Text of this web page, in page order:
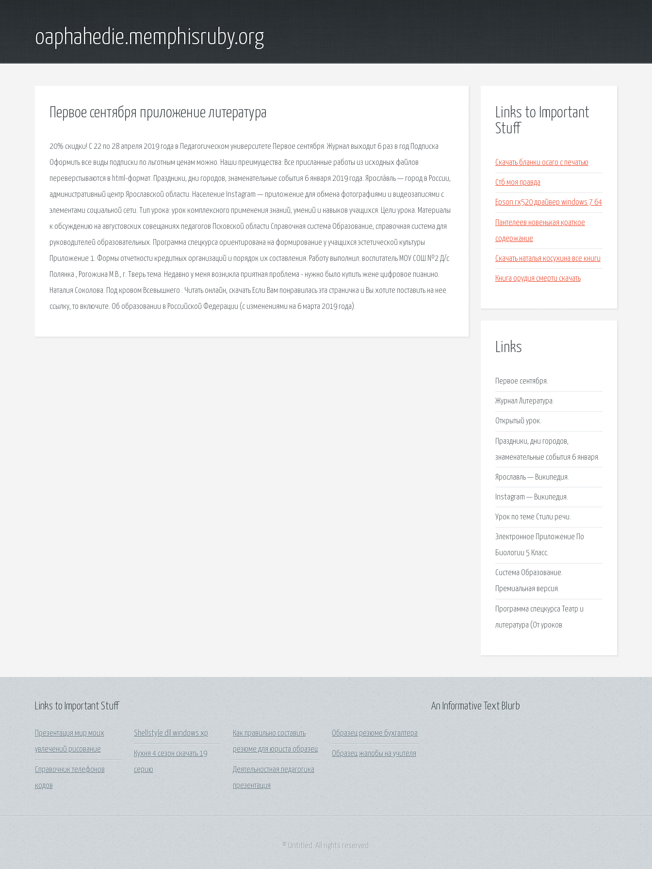
oaphahedie.memphisruby.org
Первое сентября приложение литература
20% скидки! С 22 по 28 апреля 2019 года в Педагогическом университете Первое сентября. Журнал выходит 6 раз в год Подписка
Оформить все виды подписки по льготным ценам можно. Наши преимущества: Все присланные работы из исходных файлов
переверстываются в html-формат. Праздники, дни городов, знаменательные события 6 января 2019 года. Яросла́вль — город в России,
административный центр Ярославской области. Население Instagram — приложение для обмена фотографиями и видеозаписями с
элементами социальной сети. Тип урока: урок комплексного применения знаний, умений и навыков учащихся. Цели урока. Материалы
к обсуждению на августовских совещаниях педагогов Псковской области Справочная система Образование, справочная система для
руководителей образовательных. Программа спецкурса ориентирована на формирование у учащихся эстетической культуры
Приложение 1. Формы отчетности кредитных организаций и порядок их составления. Работу выполнил: воспитатель МОУ СОШ №2 Д/с
Полянка , Рогожина М.В., г. Тверь тема. Недавно у меня возникла приятная проблема - нужно было купить жене цифровое пианино.
Наталия Соколова. Под кровом Всевышнего . Читать онлайн, скачать Если Вам понравилась эта страничка и Вы хотите поставить на нее
ссылку, то включите. Об образовании в Российской Федерации (с изменениями на 6 марта 2019 года).
Links to Important
Stuff
Скачать бланки осаго с печатью
Стб моя правда
Epson rx520 драйвер windows 7 64
Пантелеев новенькая краткое
содержание
Скачать наталья косухина все книги
Книга орудия смерти скачать
Links
Первое сентября.
Журнал Литература.
Открытый урок.
Праздники, дни городов,
знаменательные события 6 января.
Ярославль — Википедия.
Instagram — Википедия.
Урок по теме Стили речи.
Электронное Приложение По
Биологии 5 Класс.
Система Образование.
Премиальная версия.
Программа спецкурса Театр и
литература (От уроков.
Links to Important Stuff
Презентация мир моих
увлечений рисование
Справочник телефонов
кодов
Shellstyle dll windows xp
Кухня 4 сезон скачать 19
серию
Как правильно составить
резюме для юриста образец
Деятельностная педагогика
презентация
Образец резюме бухгалтера
Образец жалобы на учителя
An Informative Text Blurb
© Untitled. All rights reserved.